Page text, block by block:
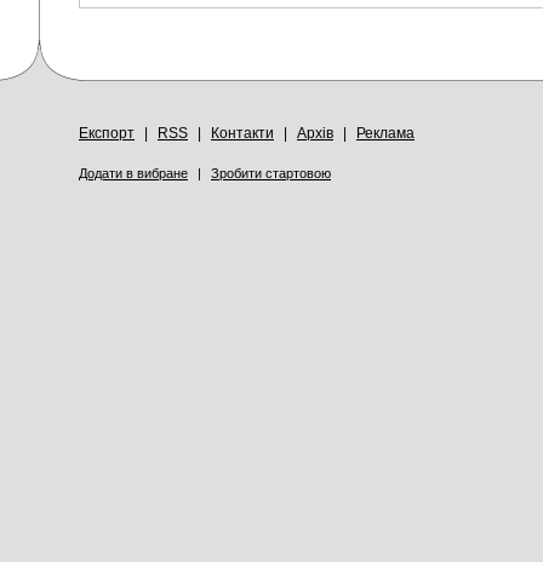
Експорт RSS Контакти Архів Реклама
Додати в вибране | Зробити стартовою